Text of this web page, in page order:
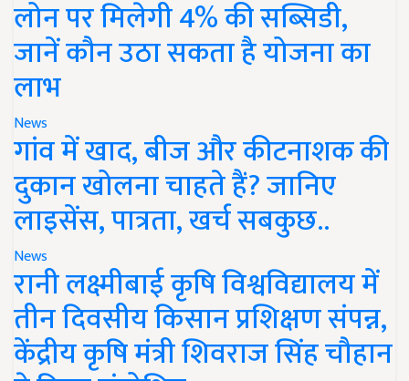
लोन पर मिलेगी 4% की सब्सिडी,
जानें कौन उठा सकता है योजना का
लाभ
News
गांव में खाद, बीज और कीटनाशक की
दुकान खोलना चाहते हैं? जानिए
लाइसेंस, पात्रता, खर्च सबकुछ..
News
रानी लक्ष्मीबाई कृषि विश्वविद्यालय में
तीन दिवसीय किसान प्रशिक्षण संपन्न,
केंद्रीय कृषि मंत्री शिवराज सिंह चौहान